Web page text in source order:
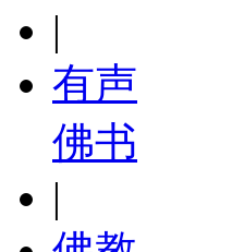
|
有声
佛书
|